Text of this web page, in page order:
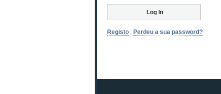
Registo Perdeu a sua password?